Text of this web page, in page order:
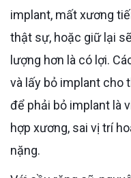
implant, mất xương
thật sự, hoặc giữ lại
lượng hơn là có lợi.
và lấy bỏ implant cho
để phải bỏ implant là
hợp xương, sai vị trí
nặng.